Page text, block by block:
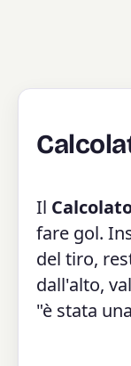
Il
fare gol.
del tiro,
dall'alto,
"è stata